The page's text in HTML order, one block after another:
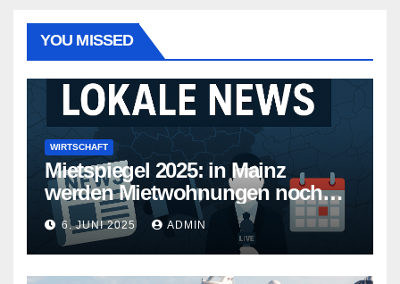
YOU MISSED
WIRTSCHAFT
Mietspiegel 2025: in Mainz
werden Mietwohnungen noch
teurer
6. JUNI 2025 ADMIN